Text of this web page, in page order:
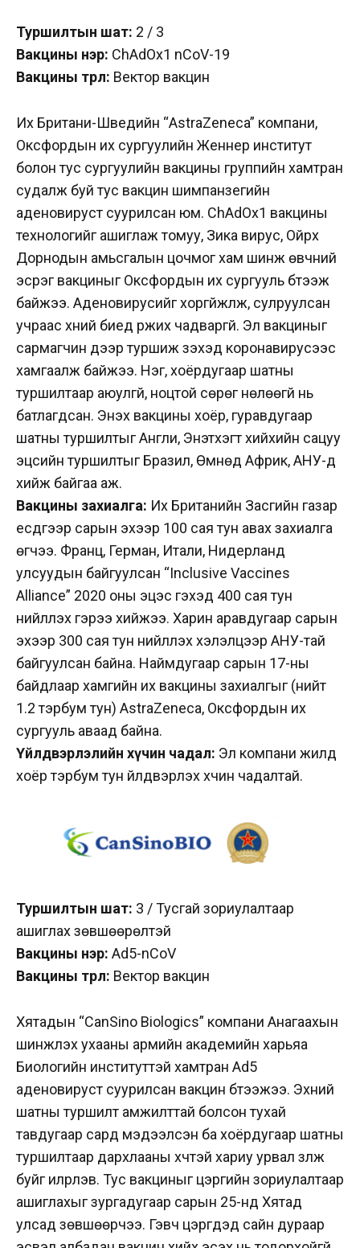
Туршилтын шат: 2 / 3
Вакцины нэр: ChAdOx1 nCoV-19
Вакцины төрөл: Вектор вакцин
Их Британи-Шведийн “AstraZeneca” компани,
Оксфордын их сургуулийн Женнер институт
болон тус сургуулийн вакцины группийн хамтран
судалж буй тус вакцин шимпанзегийн
аденовируст суурилсан юм. ChAdOx1 вакцины
технологийг ашиглаж томуу, Зика вирус, Ойрх
Дорнодын амьсгалын цочмог хам шинж өвчний
эсрэг вакциныг Оксфордын их сургууль бүтээж
байжээ. Аденовирусийг хоргүйжүүлж, сулруулсан
учраас хүний биед үржих чадваргүй. Эл вакциныг
сармагчин дээр туршиж үзэхэд коронавирусээс
хамгаалж байжээ. Нэг, хоёрдугаар шатны
туршилтаар аюулгүй, ноцтой сөрөг нөлөөгүй нь
батлагдсан. Энэхүү вакцины хоёр, гуравдугаар
шатны туршилтыг Англи, Энэтхэгт хийхийн сацуу
эцсийн туршилтыг Бразил, Өмнөд Африк, АНУ-д
хийж байгаа аж.
Вакцины захиалга: Их Британийн Засгийн газар
есдүгээр сарын эхээр 100 сая тун авах захиалга
өгчээ. Франц, Герман, Итали, Нидерланд
улсуудын байгуулсан “Inclusive Vaccines
Alliance” 2020 оны эцэс гэхэд 400 сая тун
нийлүүлэх гэрээ хийжээ. Харин аравдугаар сарын
эхээр 300 сая тун нийлүүлэх хэлэлцээр АНУ-тай
байгуулсан байна. Наймдугаар сарын 17-ны
байдлаар хамгийн их вакцины захиалгыг (нийт
1.2 тэрбум тун) AstraZeneca, Оксфордын их
сургууль аваад байна.
Үйлдвэрлэлийн хүчин чадал: Эл компани жилд
хоёр тэрбум тун үйлдвэрлэх хүчин чадалтай.
Туршилтын шат: 3 / Тусгай зориулалтаар
ашиглах зөвшөөрөлтэй
Вакцины нэр: Ad5-nCoV
Вакцины төрөл: Вектор вакцин
Хятадын “CanSino Biologics” компани Анагаахын
шинжлэх ухааны армийн академийн харьяа
Биологийн институттэй хамтран Ad5
аденовируст суурилсан вакцин бүтээжээ. Эхний
шатны туршилт амжилттай болсон тухай
тавдугаар сард мэдээлсэн ба хоёрдугаар шатны
туршилтаар дархлааны хүчтэй хариу урвал үзүүлж
буйг илрүүлэв. Тус вакциныг цэргийн зориулалтаар
ашиглахыг зургадугаар сарын 25-нд Хятад
улсад зөвшөөрчээ. Гэвч цэргүүдэд сайн дураар